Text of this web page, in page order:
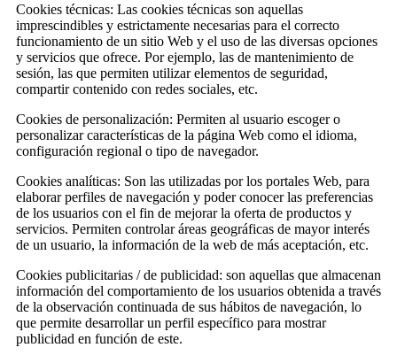
Cookies técnicas: Las cookies técnicas son aquellas
imprescindibles y estrictamente necesarias para el correcto
funcionamiento de un sitio Web y el uso de las diversas opciones
y servicios que ofrece. Por ejemplo, las de mantenimiento de
sesión, las que permiten utilizar elementos de seguridad,
compartir contenido con redes sociales, etc.
Cookies de personalización: Permiten al usuario escoger o
personalizar características de la página Web como el idioma,
configuración regional o tipo de navegador.
Cookies analíticas: Son las utilizadas por los portales Web, para
elaborar perfiles de navegación y poder conocer las preferencias
de los usuarios con el fin de mejorar la oferta de productos y
servicios. Permiten controlar áreas geográficas de mayor interés
de un usuario, la información de la web de más aceptación, etc.
Cookies publicitarias / de publicidad: son aquellas que almacenan
información del comportamiento de los usuarios obtenida a través
de la observación continuada de sus hábitos de navegación, lo
que permite desarrollar un perfil específico para mostrar
publicidad en función de este.